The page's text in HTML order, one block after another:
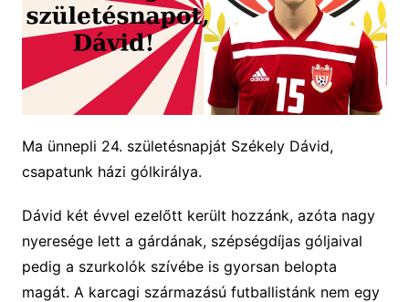
Ma ünnepli 24. születésnapját Székely Dávid,
csapatunk házi gólkirálya.
Dávid két évvel ezelőtt került hozzánk, azóta nagy
nyeresége lett a gárdának, szépségdíjas góljaival
pedig a szurkolók szívébe is gyorsan belopta
magát. A karcagi származású futballistánk nem egy